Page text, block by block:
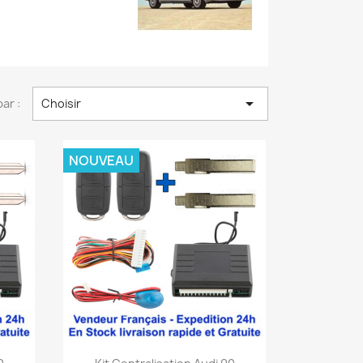
: Choisir 
Aperçu rapide
NOUVEAU